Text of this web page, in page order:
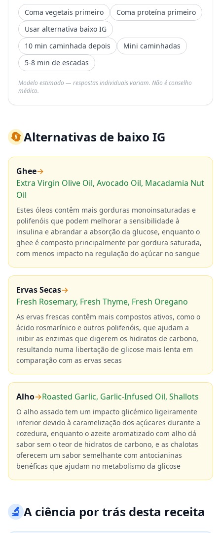
Coma vegetais primeiro
Coma proteína primeiro
Usar alternativa baixo IG
10 min caminhada depois
Mini caminhadas
5-8 min de escadas
Modelo estimado — respostas individuais variam. Não é conselho
médico.
🔄Alternativas de baixo IG
Ghee→
Extra Virgin Olive Oil, Avocado Oil, Macadamia Nut
Oil
Estes óleos contêm mais gorduras monoinsaturadas e
polifenóis que podem melhorar a sensibilidade à
insulina e abrandar a absorção da glucose, enquanto o
ghee é composto principalmente por gordura saturada,
com menos impacto na regulação do açúcar no sangue
Ervas Secas→
Fresh Rosemary, Fresh Thyme, Fresh Oregano
As ervas frescas contêm mais compostos ativos, como o
ácido rosmarínico e outros polifenóis, que ajudam a
inibir as enzimas que digerem os hidratos de carbono,
resultando numa libertação de glicose mais lenta em
comparação com as ervas secas
Alho→Roasted Garlic, Garlic-Infused Oil, Shallots
O alho assado tem um impacto glicémico ligeiramente
inferior devido à caramelização dos açúcares durante a
cozedura, enquanto o azeite aromatizado com alho dá
sabor sem o teor de hidratos de carbono, e as chalotas
oferecem um sabor semelhante com antocianinas
benéficas que ajudam no metabolismo da glicose
🔬A ciência por trás desta receita